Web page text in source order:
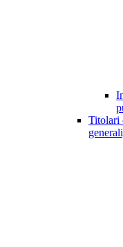
Titolari